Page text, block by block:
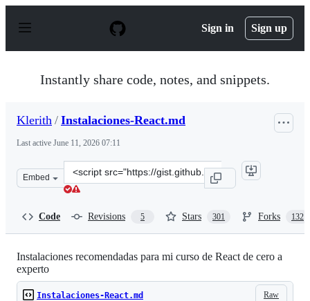
p
Sign in Sign up
Instantly share code, notes, and snippets.
Klerith / Instalaciones-React.md
Last active June 11, 2026 07:11
Embed
Clone
this
Code Revisions 5 Stars 301 Forks 132
Instalaciones recomendadas para mi curso de React de cero a
experto
Raw
Instalaciones-React.md